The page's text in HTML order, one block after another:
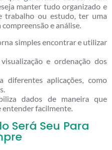
manter tudo organizado e
trabalho ou estudo, ter uma
e análise.
simples encontrar e utilizar
e ordenação dos
diferentes aplicações, como
dados de maneira que
facilmente.
Será Seu Para